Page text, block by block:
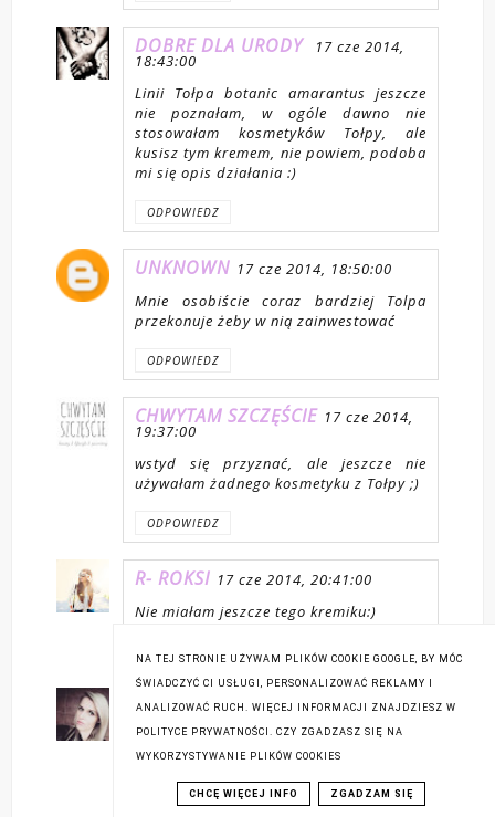
DOBRE DLA URODY 17 cze 2014,
18:43:00
Linii Tołpa botanic amarantus jeszcze
nie poznałam, w ogóle dawno nie
stosowałam kosmetyków Tołpy, ale
kusisz tym kremem, nie powiem, podoba
mi się opis działania :)
ODPOWIEDZ
UNKNOWN 17 cze 2014, 18:50:00
Mnie osobiście coraz bardziej Tolpa
przekonuje żeby w nią zainwestować
ODPOWIEDZ
CHWYTAM SZCZĘŚCIE 17 cze 2014,
19:37:00
wstyd się przyznać, ale jeszcze nie
używałam żadnego kosmetyku z Tołpy ;)
ODPOWIEDZ
R- ROKSI 17 cze 2014, 20:41:00
Nie miałam jeszcze tego kremiku:)
ODPOWIEDZ
ANQELIQUE 17 cze 2014, 20:49:00
czekam na recenzję serum :) i oczywiście
też muszę wybrać się do Hebe
ODPOWIEDZ
NA TEJ STRONIE UŻYWAM PLIKÓW COOKIE GOOGLE, BY MÓC
ŚWIADCZYĆ CI USŁUGI, PERSONALIZOWAĆ REKLAMY I
ANALIZOWAĆ RUCH. WIĘCEJ INFORMACJI ZNAJDZIESZ W
POLITYCE PRYWATNOŚCI. CZY ZGADZASZ SIĘ NA
WYKORZYSTYWANIE PLIKÓW COOKIES
CHCĘ WIĘCEJ INFO ZGADZAM SIĘ